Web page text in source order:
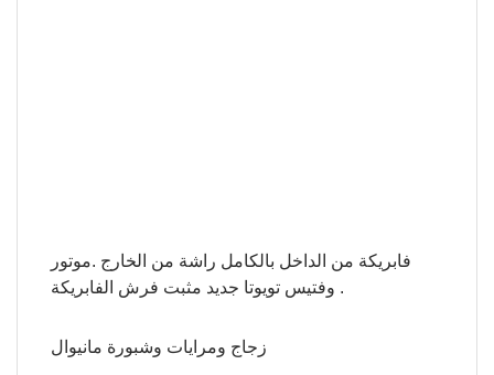
فابريكة من الداخل بالكامل راشة من الخارج .موتور
وفتيس تويوتا جديد مثبت فرش الفابريكة .
زجاج ومرايات وشبورة مانيوال